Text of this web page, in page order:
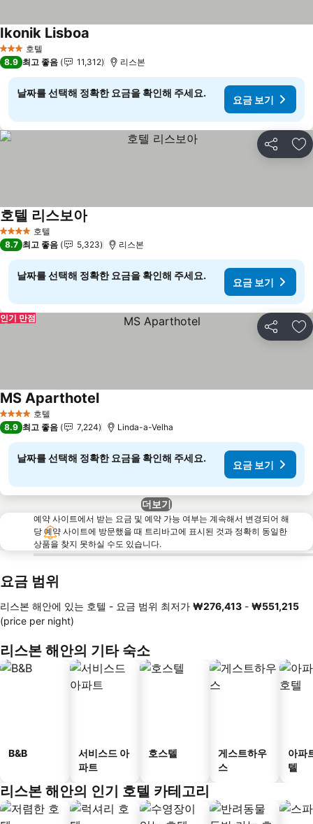
3 성급 호텔
Ikonik Lisboa
8.9 최고 좋음 11,312 리스본
날짜를 선택해 정확한 요금을 확인해 주세요.
요금 보기
공유 즐
4 성급 호텔
호텔 리스보아
8.7 최고 좋음 5,323 리스본
날짜를 선택해 정확한 요금을 확인해 주세요.
요금 보기
공유 즐
인기 만점
4 성급 호텔
MS Aparthotel요금 보기
8.9 최고 좋음 7,224 Linda-a-Velha
날짜를 선택해 정확한 요금을 확인해 주세요.
요금 보기
더보기
예약 사이트에서 받는 요금 및 예약 가능 여부는 계속해서 변경되어 해
당 예약 사이트에 방문했을 때 트리바고에 표시된 것과 정확히 동일한
상품을 찾지 못하실 수도 있습니다.
요금 범위
리스본 해안에 있는 호텔 - 요금 범위 최저가 ‎₩276,413 - ‎₩551,215
(price per night)
리스본 해안의 기타 숙소
B&B
서비스드 아
파트
호스텔
게스트하우
스
아파
텔
리스본 해안의 인기 호텔 카테고리